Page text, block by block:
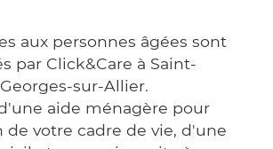
aux personnes âgées sont
par Click&Care à Saint-
Georges-sur-Allier.
aide ménagère pour
votre cadre de vie, d'une